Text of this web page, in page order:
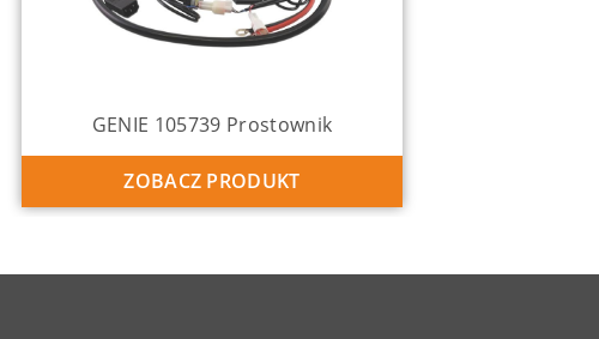
GENIE 105739 Prostownik
ZOBACZ PRODUKT